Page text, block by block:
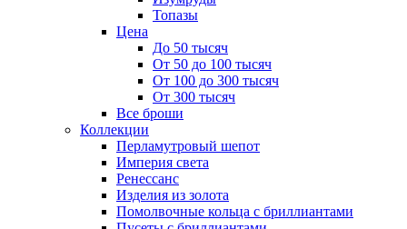
Топазы
Цена
До 50 тысяч
От 50 до 100 тысяч
От 100 до 300 тысяч
От 300 тысяч
Все броши
Коллекции
Перламутровый шепот
Империя света
Ренессанс
Изделия из золота
Помолвочные кольца с бриллиантами